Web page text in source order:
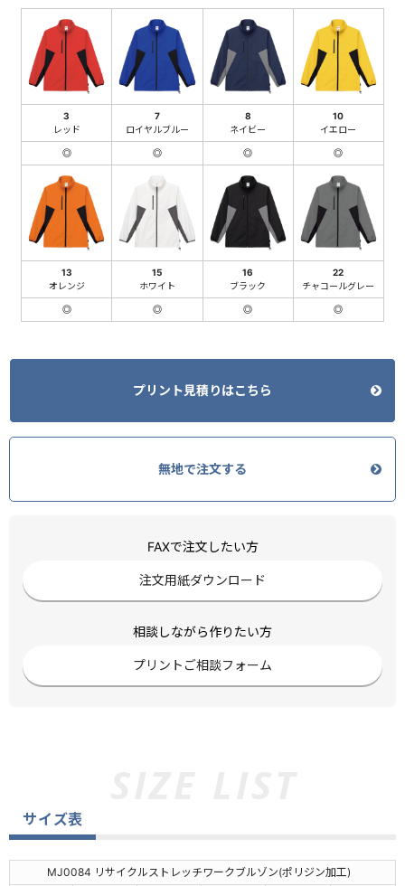
3
レッド
◎
7
ロイヤルブルー
◎
8
ネイビー
◎
10
イエロー
◎
13
オレンジ
◎
15
ホワイト
◎
16
ブラック
◎
22
チャコールグレー
◎
プリント見積りはこちら
無地で注文する
FAXで注文したい方
注文用紙ダウンロード
相談しながら作りたい方
プリントご相談フォーム
サイズ表
MJ0084 リサイクルストレッチワークブルゾン(ポリジン加工)